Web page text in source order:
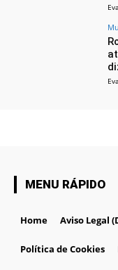
MENU RÁPIDO
Home Aviso Legal
Política de Cookies